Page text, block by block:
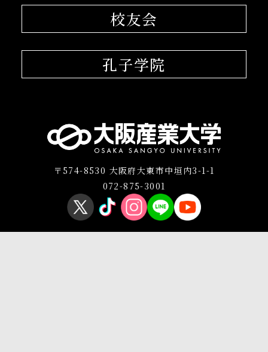
校友会
孔子学院
〒574-8530 大阪府大東市中垣内3-1-1
072-875-3001